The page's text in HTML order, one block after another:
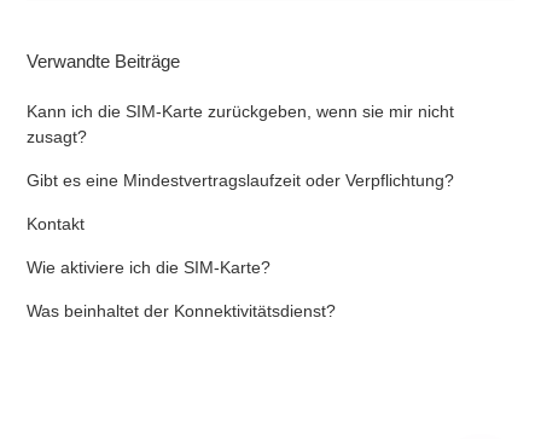
Verwandte Beiträge
Kann ich die SIM-Karte zurückgeben, wenn sie mir nicht
zusagt?
Gibt es eine Mindestvertragslaufzeit oder Verpflichtung?
Kontakt
Wie aktiviere ich die SIM-Karte?
Was beinhaltet der Konnektivitätsdienst?